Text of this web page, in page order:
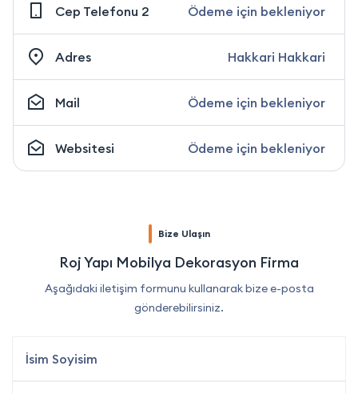
Cep Telefonu 2 Ödeme için bekleniyor
Adres Hakkari Hakkari
Mail Ödeme için bekleniyor
Websitesi Ödeme için bekleniyor
Bize Ulaşın
Roj Yapı Mobilya Dekorasyon Firma
Aşağıdaki iletişim formunu kullanarak bize e-posta
gönderebilirsiniz.